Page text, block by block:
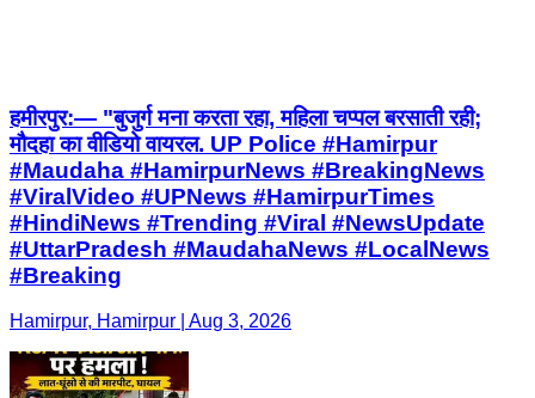
हमीरपुर:— "बुजुर्ग मना करता रहा, महिला चप्पल बरसाती रही;
मौदहा का वीडियो वायरल. UP Police #Hamirpur
#Maudaha #HamirpurNews #BreakingNews
#ViralVideo #UPNews #HamirpurTimes
#HindiNews #Trending #Viral #NewsUpdate
#UttarPradesh #MaudahaNews #LocalNews
#Breaking
Hamirpur, Hamirpur | Aug 3, 2026